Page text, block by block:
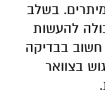
בשלב
להעשות
בבדיקה
בצוואר